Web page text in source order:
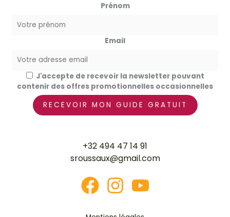
Prénom
Email
J'accepte de recevoir la newsletter pouvant
contenir des offres promotionnelles occasionnelles
+32 494 47 14 91
sroussaux@gmail.com